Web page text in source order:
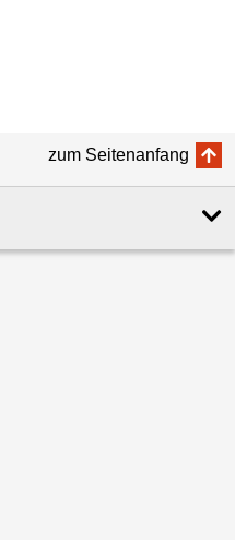
zum Seitenanfang